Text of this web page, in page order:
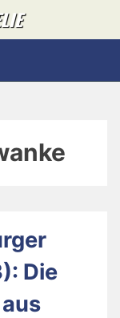
Die